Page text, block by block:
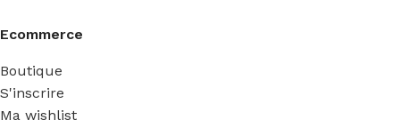
Ecommerce
Boutique
S'inscrire
Ma wishlist